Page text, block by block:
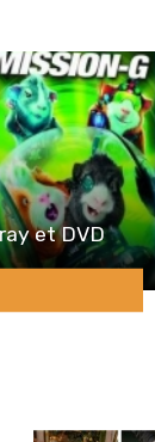
et DVD